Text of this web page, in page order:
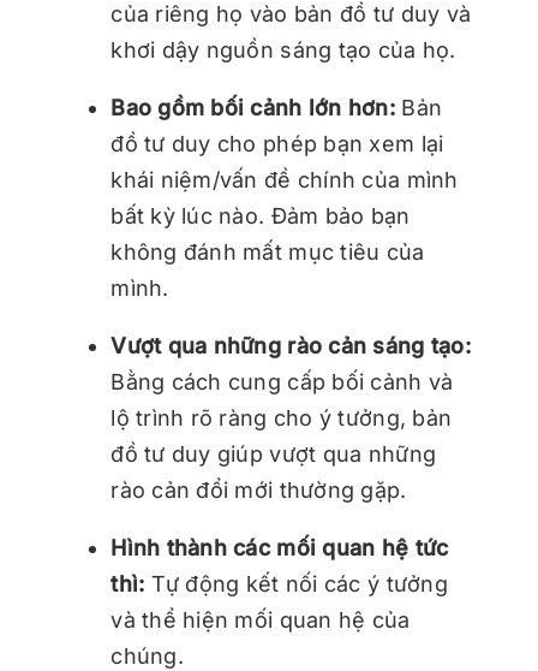
của riêng họ vào bản đồ tư duy và
khơi dậy nguồn sáng tạo của họ.
Bao gồm bối cảnh lớn hơn:Bản
đồ tư duy cho phép bạn xem lại
khái niệm/vấn đề chính của mình
bất kỳ lúc nào. Đảm bảo bạn
không đánh mất mục tiêu của
mình.
Vượt qua những rào cản sáng tạo:
Bằng cách cung cấp bối cảnh và
lộ trình rõ ràng cho ý tưởng, bản
đồ tư duy giúp vượt qua những
rào cản đổi mới thường gặp.
Hình thành các mối quan hệ tức
thì: Tự động kết nối các ý tưởng
và thể hiện mối quan hệ của
chúng.